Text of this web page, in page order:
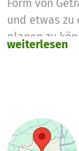
Form von
und etwas zu
planen zu
Homepage
Wir freuen
begrüßen zu
weiterlesen